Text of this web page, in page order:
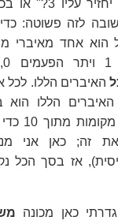
יחזיר עליו 3?" או בכתיב הסטנדרטי, מהו
לזה פשוטה:
הוא אחד מאיברי
האיברים הללו.
הללו הוא
זה; כאן אני
אז בסך הכל
כאן מכונה